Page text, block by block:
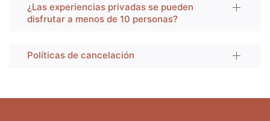
¿Las experiencias privadas se pueden
disfrutar a menos de 10 personas?
Políticas de cancelación